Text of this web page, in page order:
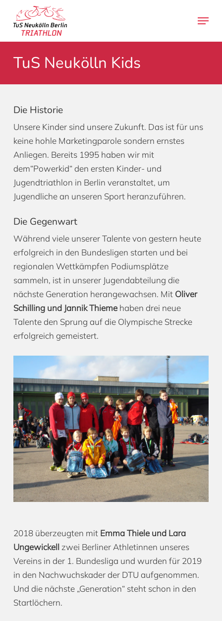
search
Menu
TuS Neukölln Kids
Die Historie
Unsere Kinder sind unsere Zukunft. Das ist für uns
keine hohle Marketingparole sondern ernstes
Anliegen. Bereits 1995 haben wir mit
dem“Powerkid“ den ersten Kinder- und
Jugendtriathlon in Berlin veranstaltet, um
Jugendliche an unseren Sport heranzuführen.
Die Gegenwart
Während viele unserer Talente von gestern heute
erfolgreich in den Bundesligen starten und bei
regionalen Wettkämpfen Podiumsplätze
sammeln, ist in unserer Jugendabteilung die
nächste Generation herangewachsen. Mit Oliver
Schilling und Jannik Thiemehaben drei neue
Talente den Sprung auf die Olympische Strecke
erfolgreich gemeistert.
2018 überzeugten mit Emma Thiele und Lara
Ungewickell zwei Berliner Athletinnen unseres
Vereins in der 1. Bundesliga und wurden für 2019
in den Nachwuchskader der DTU aufgenommen.
Und die nächste „Generation“ steht schon in den
Startlöchern.